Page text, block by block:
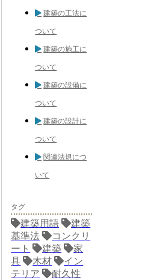
建築の工法に
ついて
建築の施工に
ついて
建築の設備に
ついて
建築の設計に
ついて
関連法規につ
いて
タグ
建築用語
建築
基準法
コンクリ
ート
建築
家
具
木材
イン
テリア
耐久性